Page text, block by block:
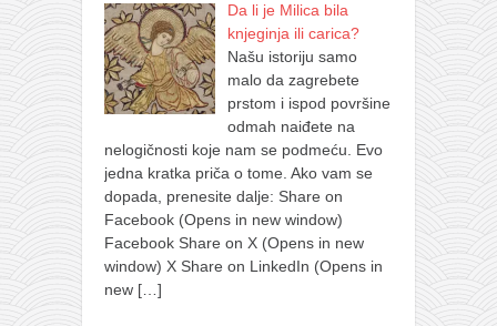
Da li je Milica bila
knjeginja ili carica?
Našu istoriju samo
malo da zagrebete
prstom i ispod površine
odmah naiđete na
nelogičnosti koje nam se podmeću. Evo
jedna kratka priča o tome. Ako vam se
dopada, prenesite dalje: Share on
Facebook (Opens in new window)
Facebook Share on X (Opens in new
window) X Share on LinkedIn (Opens in
new […]